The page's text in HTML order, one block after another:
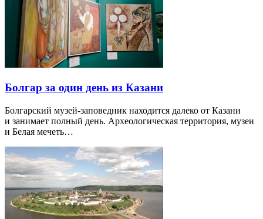
Болгар за один день из Казани
Болгарский музей-заповедник находится далеко от Казани
и занимает полный день. Археологическая территория, музеи
и Белая мечеть…